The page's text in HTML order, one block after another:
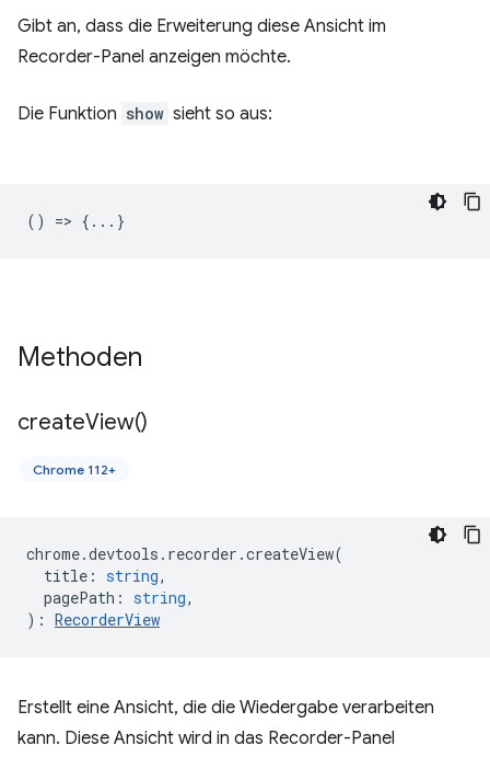
Gibt an, dass die Erweiterung diese Ansicht im
Recorder-Panel anzeigen möchte.
Die Funktion show sieht so aus:
() => {...}
Methoden
createView()
Chrome 112+
chrome.devtools . recorder .createView(
title : string,
pagePath : string,
) : RecorderView
Erstellt eine Ansicht, die die Wiedergabe verarbeiten
kann. Diese Ansicht wird in das Recorder-Panel